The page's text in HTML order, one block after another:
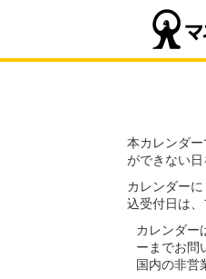
本カレンダ
ができない
カレンダー
込受付日は
カレンダー
ーまでお問
国内の非営